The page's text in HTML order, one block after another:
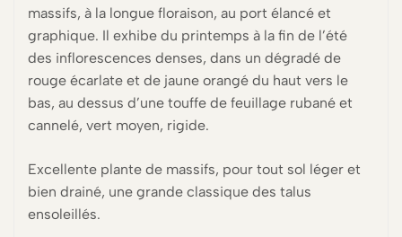
massifs, à la longue floraison, au port élancé et
graphique. Il exhibe du printemps à la fin de l’été
des inflorescences denses, dans un dégradé de
rouge écarlate et de jaune orangé du haut vers le
bas, au dessus d’une touffe de feuillage rubané et
cannelé, vert moyen, rigide.
Excellente plante de massifs, pour tout sol léger et
bien drainé, une grande classique des talus
ensoleillés.